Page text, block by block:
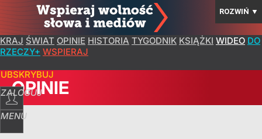
ROZWIŃ ▼
KRAJ ŚWIAT OPINIE HISTORIA TYGODNIK KSIĄŻKI WIDEO DO
RZECZY+ WSPIERAJ
ZALOGUJ
MENU
OPINIE